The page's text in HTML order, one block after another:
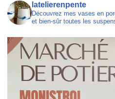
latelierenpente
Découvrez mes vases en
et bien-sûr toutes les